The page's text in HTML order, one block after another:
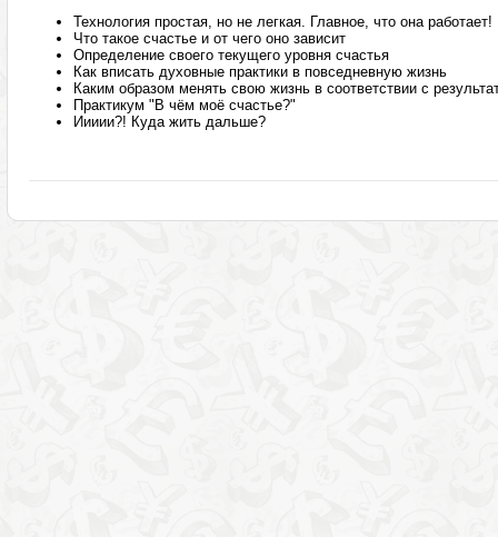
Технология простая, но не легкая. Главное, что она работает!
Что такое счастье и от чего оно зависит
Определение своего текущего уровня счастья
Как вписать духовные практики в повседневную жизнь
Каким образом менять свою жизнь в соответствии с
Практикум "В чём моё счастье?"
Иииии?! Куда жить дальше?